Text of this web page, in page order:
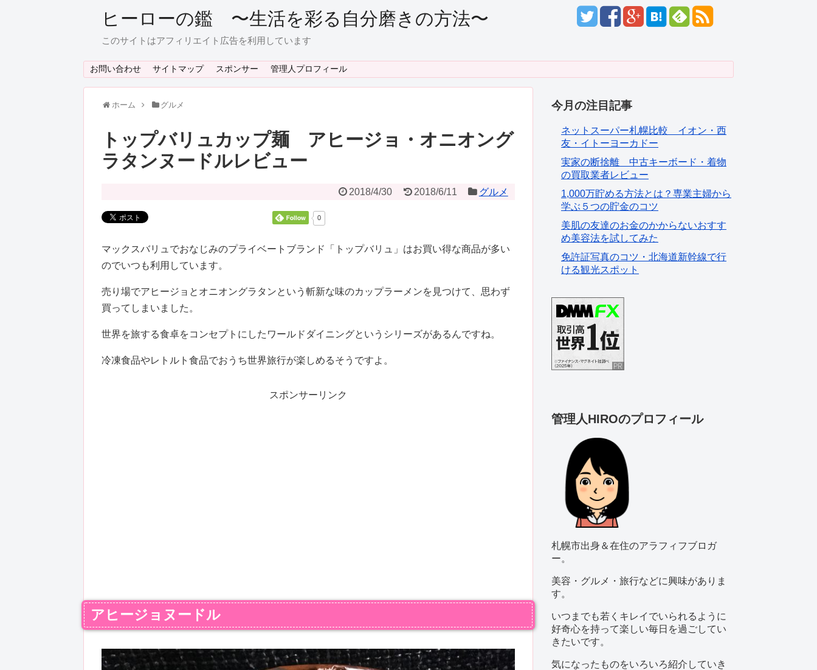
ヒーローの鑑 〜生活を彩る自分磨きの方法〜
このサイトはアフィリエイト広告を利用しています
お問い合わせ サイトマップ スポンサー 管理人プロフィール
ホーム グルメ
トップバリュカップ麺 アヒージョ・オニオング
ラタンヌードルレビュー
2018/4/30 2018/6/11 グルメ
0
マックスバリュでおなじみのプライベートブランド「トップバリュ」はお買い得な商品が多い
のでいつも利用しています。
売り場でアヒージョとオニオングラタンという斬新な味のカップラーメンを見つけて、思わず
買ってしまいました。
世界を旅する食卓をコンセプトにしたワールドダイニングというシリーズがあるんですね。
冷凍食品やレトルト食品でおうち世界旅行が楽しめるそうですよ。
スポンサーリンク
アヒージョヌードル
今月の注目記事
ネットスーパー札幌比較 イオン・西
友・イトーヨーカドー
実家の断捨離 中古キーボード・着物
の買取業者レビュー
1,000万貯める方法とは？専業主婦から
学ぶ５つの貯金のコツ
美肌の友達のお金のかからないおすす
め美容法を試してみた
免許証写真のコツ・北海道新幹線で行
ける観光スポット
管理人HIROのプロフィール
札幌市出身＆在住のアラフィフブロガ
ー。
美容・グルメ・旅行などに興味がありま
す。
いつまでも若くキレイでいられるように
好奇心を持って楽しい毎日を過ごしてい
きたいです。
気になったものをいろいろ紹介していき